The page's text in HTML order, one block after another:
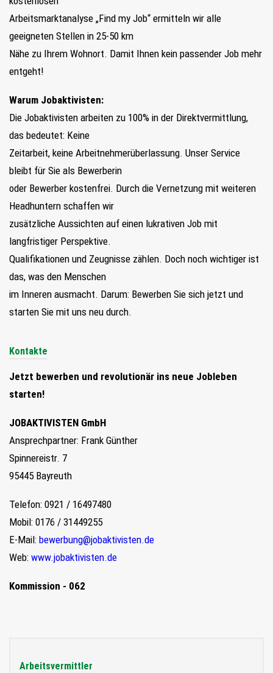
Arbeitsmarktanalyse „Find my Job“ ermitteln wir alle
geeigneten Stellen in 25-50 km
Nähe zu Ihrem Wohnort. Damit Ihnen kein passender Job mehr
entgeht!
Warum Jobaktivisten:
Die Jobaktivisten arbeiten zu 100% in der Direktvermittlung,
das bedeutet: Keine
Zeitarbeit, keine Arbeitnehmerüberlassung. Unser Service
bleibt für Sie als Bewerberin
oder Bewerber kostenfrei. Durch die Vernetzung mit weiteren
Headhuntern schaffen wir
zusätzliche Aussichten auf einen lukrativen Job mit
langfristiger Perspektive.
Qualifikationen und Zeugnisse zählen. Doch noch wichtiger ist
das, was den Menschen
im Inneren ausmacht. Darum: Bewerben Sie sich jetzt und
starten Sie mit uns neu durch.
Kontakte
Jetzt bewerben und revolutionär ins neue Jobleben
starten!
JOBAKTIVISTEN GmbH
Ansprechpartner: Frank Günther
Spinnereistr. 7
95445 Bayreuth
Telefon: 0921 / 16497480
Mobil: 0176 / 31449255
E-Mail: bewerbung@jobaktivisten.de
Web: www.jobaktivisten.de
Kommission - 062
Arbeitsvermittler